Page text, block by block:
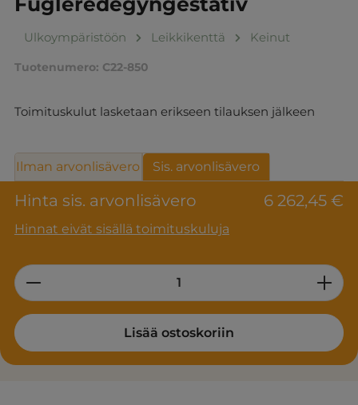
Ulkoympäristöön Leikkikenttä Keinut
Tuotenumero: C22-850
Toimituskulut lasketaan erikseen tilauksen jälkeen
Hinta sis. arvonlisävero 6 262,45 €
Hinnat eivät sisällä toimituskuluja
Ilman arvonlisävero Sis. arvonlisävero
Product Quantity: Enter the desired
Lisää ostoskoriin